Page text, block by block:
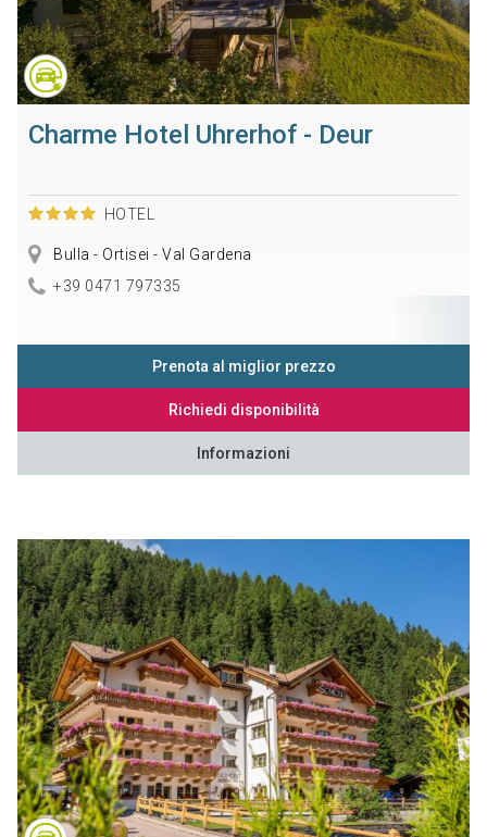
Charme Hotel Uhrerhof - Deur
HOTEL
Bulla - Ortisei - Val Gardena
+39 0471 797335
Prenota al miglior prezzo
Richiedi disponibilità
Informazioni